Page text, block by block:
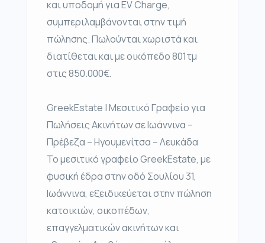
και υποδομή για EV Charge,
συμπεριλαμβάνονται στην τιμή
πώλησης. Πωλούνται χωριστά και
διατίθεται και με οικόπεδο 801τμ
στις 850.000€.
GreekEstate | Μεσιτικό Γραφείο για
Πωλήσεις Ακινήτων σε Ιωάννινα –
Πρέβεζα – Ηγουμενίτσα – Λευκάδα
Το μεσιτικό γραφείο GreekEstate, με
φυσική έδρα στην οδό Σουλίου 31,
Ιωάννινα, εξειδικεύεται στην πώληση
κατοικιών, οικοπέδων,
επαγγελματικών ακινήτων και